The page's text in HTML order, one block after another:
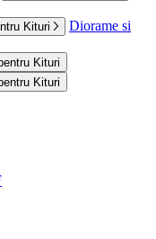
Kituri
Diorame si
Kituri
Kituri